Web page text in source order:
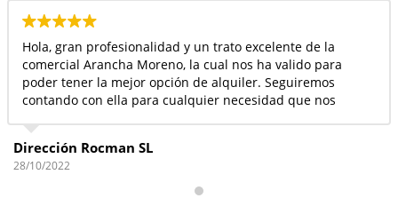
Hola, gran profesionalidad y un trato excelente de la
comercial Arancha Moreno, la cual nos ha valido para
poder tener la mejor opción de alquiler. Seguiremos
contando con ella para cualquier necesidad que nos
Dirección Rocman SL
28/10/2022